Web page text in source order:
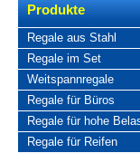
Produkte
Regale aus Stahl
Regale im Set
Weitspannregale
Regale für Büros
Regale für hohe
Regale für Reifen